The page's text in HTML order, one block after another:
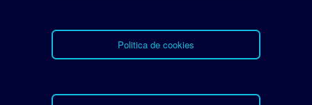
Politica de cookies